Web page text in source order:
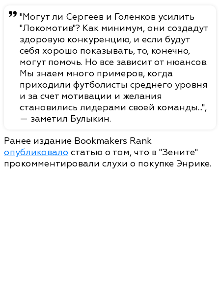
"Могут ли Сергеев и Голенков усилить
"Локомотив"? Как минимум, они создадут
здоровую конкуренцию, и если будут
себя хорошо показывать, то, конечно,
могут помочь. Но все зависит от нюансов.
Мы знаем много примеров, когда
приходили футболисты среднего уровня
и за счет мотивации и желания
становились лидерами своей команды...",
— заметил Булыкин.
Ранее издание Bookmakers Rank
опубликовало статью о том, что в "Зените"
прокомментировали слухи о покупке Энрике.